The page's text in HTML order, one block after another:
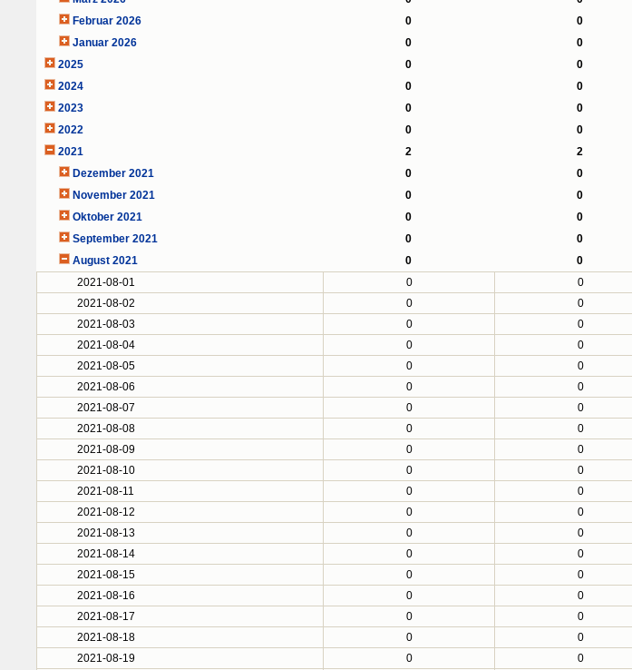
Februar 2026
0 0
Januar 2026
0 0
2025
0 0
2024
0 0
2023
0 0
2022
0 0
2021
2 2
Dezember 2021
0 0
November 2021
0 0
Oktober 2021
0 0
September 2021
0 0
August 2021
0 0
2021-08-01
0 0
2021-08-02
0 0
2021-08-03
0 0
2021-08-04
0 0
2021-08-05
0 0
2021-08-06
0 0
2021-08-07
0 0
2021-08-08
0 0
2021-08-09
0 0
2021-08-10
0 0
2021-08-11
0 0
2021-08-12
0 0
2021-08-13
0 0
2021-08-14
0 0
2021-08-15
0 0
2021-08-16
0 0
2021-08-17
0 0
2021-08-18
0 0
2021-08-19
0 0